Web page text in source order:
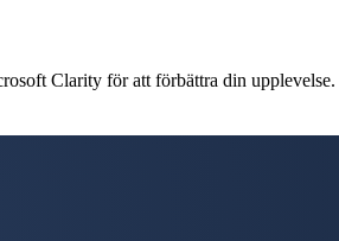
Clarity för att förbättra din upplevelse.